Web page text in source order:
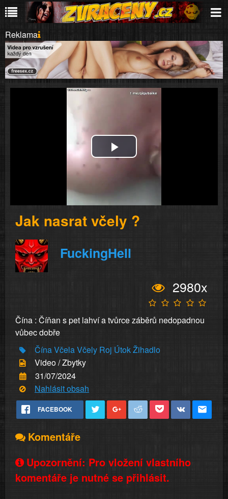
Reklama
Play
Video
Jak nasrat včely ?
FuckingHell
2980x
Čína : Číňan s pet lahví a tvůrce záběrů nedopadnou
vůbec dobře
ČínaVčelaVčely Roj ÚtokŽihadlo
Video / Zbytky
31/07/2024
Nahlásit obsah
FACEBOOK
Komentáře
Upozornění: Pro vložení vlastního
komentáře je nutné se přihlásit.